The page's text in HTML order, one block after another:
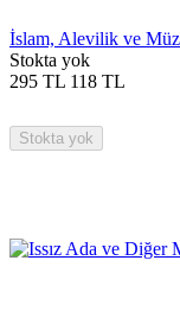
İslam, Alevilik ve
Stokta yok
295 TL 118 TL
Stokta yok